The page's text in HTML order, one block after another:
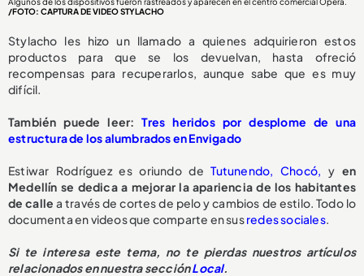
/FOTO: CAPTURA DE VIDEO STYLACHO
Stylacho les hizo un llamado a quienes adquirieron estos
productos para que se los devuelvan, hasta ofreció
recompensas para recuperarlos, aunque sabe que es muy
difícil.
También puede leer:Tres heridos por desplome de una
estructura de los alumbrados en Envigado
Estiwar Rodríguez es oriundo deTutunendo, Chocó, y en
Medellín se dedica a mejorar la apariencia de los habitantes
de calle a través de cortes de pelo y cambios de estilo. Todo lo
documenta en videos que comparte en susredes sociales.
Si te interesa este tema, no te pierdas nuestros artículos
relacionados en nuestra secciónLocal.